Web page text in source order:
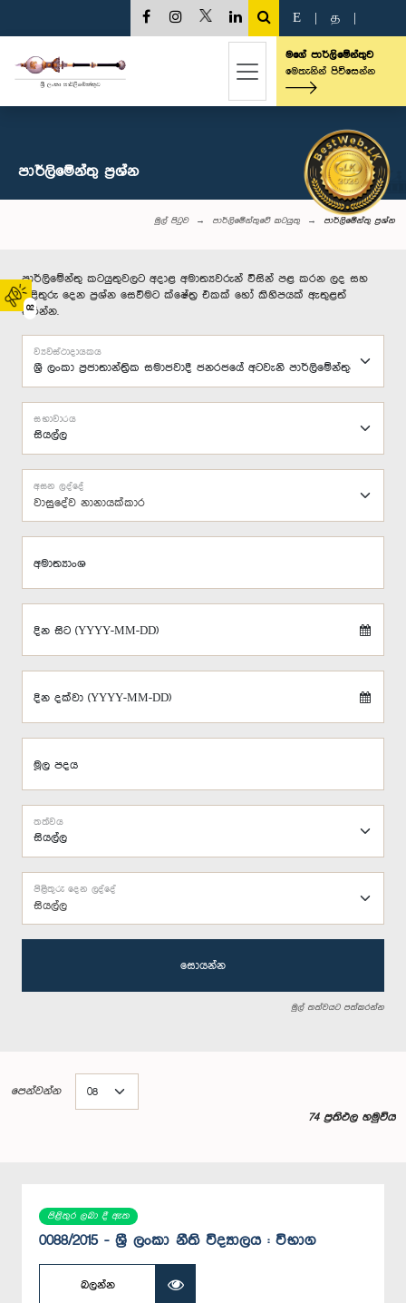
02
E த
මගේ පාර්ලිමේන්තුව
මෙතැනින් පිවිසෙන්න
පාර්ලි‌මේන්තු‌ ප්‍රශ්න
මුල් පිටුව පාර්ලිමේන්තුවේ කටයුතු පාර්ලි‌මේන්තු‌ ප්‍රශ්න
පාර්ලිමේන්තු කටයුතුවලට අදාළ අමාත්‍යවරුන් විසින් පළ කරන ලද සහ
පිළිතුරු දෙන ප්‍රශ්න සෙවීමට ක්ෂේත්‍ර එකක් හෝ කිහිපයක් ඇතුළත්
කරන්න.
ව්‍යවස්ථාදායකය
සභාවාරය
වාසුදේව නානායක්කාර
අසන ලද්දේ
අමාත්‍යාංශ
දින සිට (YYYY-MM-DD)
දින දක්වා (YYYY-MM-DD)
මූල පදය
තත්වය
සියල්ල
පිළිතුරු දෙන ලද්දේ
සොයන්න
මුල් තත්වයට පත්කරන්න
පෙන්වන්න
74 ප්‍රතිඵල හමුවිය
පිළිතුර ලබා දී ඇත
0088/2015 - ශ්‍රී ලංකා නීති විද්‍යාලය : විභාග
බලන්න